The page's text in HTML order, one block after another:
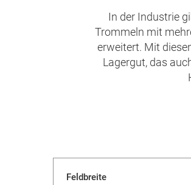
In der Industrie
Trommeln mit
erweitert. Mit
Lagergut, das
Feldbreite